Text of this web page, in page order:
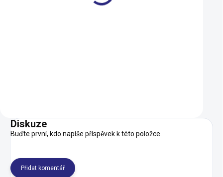
Diskuze
Buďte první, kdo napíše příspěvek k této položce.
Přidat komentář